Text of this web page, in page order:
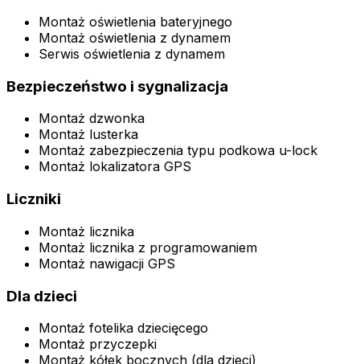
Montaż oświetlenia bateryjnego
Montaż oświetlenia z dynamem
Serwis oświetlenia z dynamem
Bezpieczeństwo i sygnalizacja
Montaż dzwonka
Montaż lusterka
Montaż zabezpieczenia typu podkowa u-lock
Montaż lokalizatora GPS
Liczniki
Montaż licznika
Montaż licznika z programowaniem
Montaż nawigacji GPS
Dla dzieci
Montaż fotelika dziecięcego
Montaż przyczepki
Montaż kółek bocznych (dla dzieci)